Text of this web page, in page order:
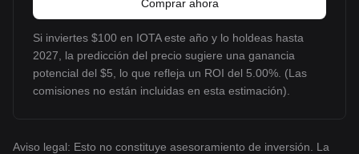
Comprar ahora
Si inviertes $100 en IOTA este año y lo holdeas hasta
2027, la predicción del precio sugiere una ganancia
potencial del $5, lo que refleja un ROI del 5.00%. (Las
comisiones no están incluidas en esta estimación).
Aviso legal: Esto no constituye asesoramiento de inversión. La